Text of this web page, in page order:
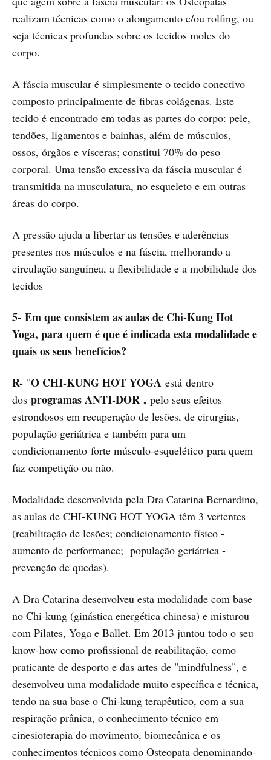
realizam técnicas como o alongamento e/ou rolfing, ou
seja técnicas profundas sobre os tecidos moles do
corpo.
A fáscia muscular é simplesmente o tecido conectivo
composto principalmente de fibras colágenas. Este
tecido é encontrado em todas as partes do corpo: pele,
tendões, ligamentos e bainhas, além de músculos,
ossos, órgãos e vísceras; constitui 70% do peso
corporal. Uma tensão excessiva da fáscia muscular é
transmitida na musculatura, no esqueleto e em outras
áreas do corpo.
A pressão ajuda a libertar as tensões e aderências
presentes nos músculos e na fáscia, melhorando a
circulação sanguínea, a flexibilidade e a mobilidade dos
tecidos
5- Em que consistem as aulas de Chi-Kung Hot
Yoga, para quem é que é indicada esta modalidade e
quais os seus benefícios?
R- "O CHI-KUNG HOT YOGA está dentro
dos programas ANTI-DOR , pelo seus efeitos
estrondosos em recuperação de lesões, de cirurgias,
população geriátrica e também para um
condicionamento forte músculo-esquelético para quem
faz competição ou não.
Modalidade desenvolvida pela Dra Catarina Bernardino,
as aulas de CHI-KUNG HOT YOGA têm 3 vertentes
(reabilitação de lesões; condicionamento físico -
aumento de performance; população geriátrica -
prevenção de quedas).
A Dra Catarina desenvolveu esta modalidade com base
no Chi-kung (ginástica energética chinesa) e misturou
com Pilates, Yoga e Ballet. Em 2013 juntou todo o seu
know-how como profissional de reabilitação, como
praticante de desporto e das artes de "mindfulness", e
desenvolveu uma modalidade muito específica e técnica,
tendo na sua base o Chi-kung terapêutico, com a sua
respiração prânica, o conhecimento técnico em
cinesioterapia do movimento, biomecânica e os
conhecimentos técnicos como Osteopata denominando-